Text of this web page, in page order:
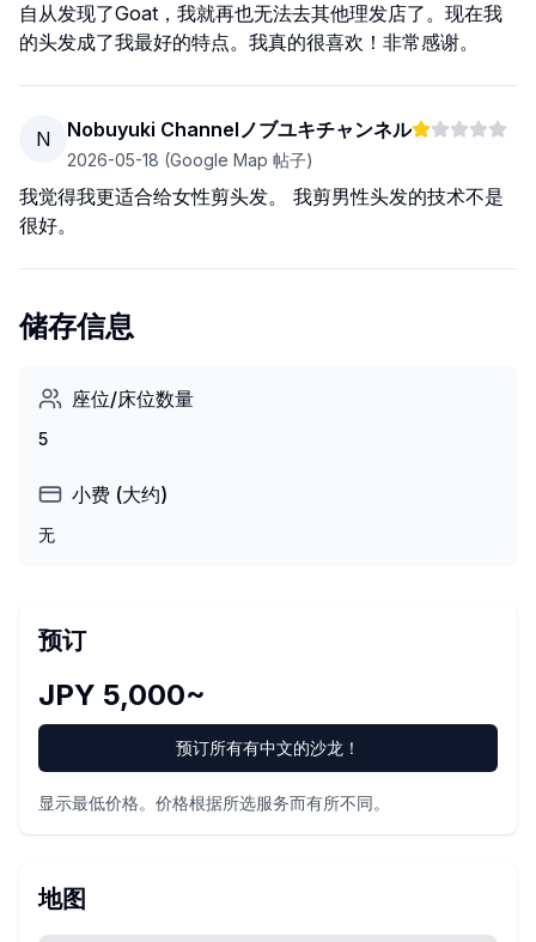
自从发现了Goat，我就再也无法去其他理发店了。现在我
的头发成了我最好的特点。我真的很喜欢！非常感谢。
N Nobuyuki Channelノブユキチャンネル
2026-05-18 (Google Map 帖子)
我觉得我更适合给女性剪头发。 我剪男性头发的技术不是
很好。
储存信息
座位/床位数量
5
小费 (大约)
无
预订
JPY 5,000~
预订所有有中文的沙龙！
显示最低价格。价格根据所选服务而有所不同。
地图